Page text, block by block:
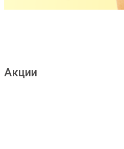
Акции